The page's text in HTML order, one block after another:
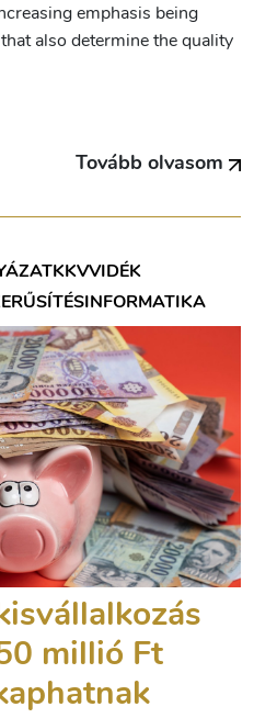
emphasis being
also determine the quality
Tovább olvasom
KKVVIDÉK
INFORMATIKA
millió Ft